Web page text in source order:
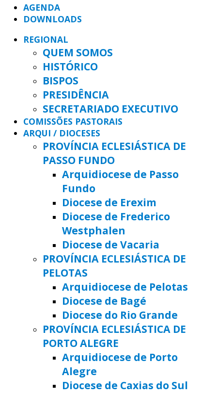
AGENDA
DOWNLOADS
REGIONAL
QUEM SOMOS
HISTÓRICO
BISPOS
PRESIDÊNCIA
SECRETARIADO EXECUTIVO
COMISSÕES PASTORAIS
ARQUI / DIOCESES
PROVÍNCIA ECLESIÁSTICA DE
PASSO FUNDO
Arquidiocese de Passo
Fundo
Diocese de Erexim
Diocese de Frederico
Westphalen
Diocese de Vacaria
PROVÍNCIA ECLESIÁSTICA DE
PELOTAS
Arquidiocese de Pelotas
Diocese de Bagé
Diocese do Rio Grande
PROVÍNCIA ECLESIÁSTICA DE
PORTO ALEGRE
Arquidiocese de Porto
Alegre
Diocese de Caxias do Sul